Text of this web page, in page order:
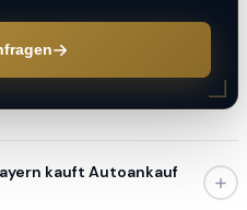
kauft Autoankauf